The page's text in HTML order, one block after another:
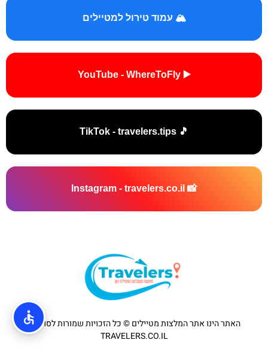
🏔️ עמוד טירול למטיילים
▶️ YouTube - WhereToFly
🎵 TikTok - travelers.tips
📸 Instagram - travelers.co.il
האתר הינו אתר המלצות מטיילים © כל הזכויות שמורות לסוכנות
TRAVELERS.CO.IL